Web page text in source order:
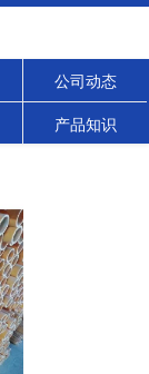
公司动态
产品知识